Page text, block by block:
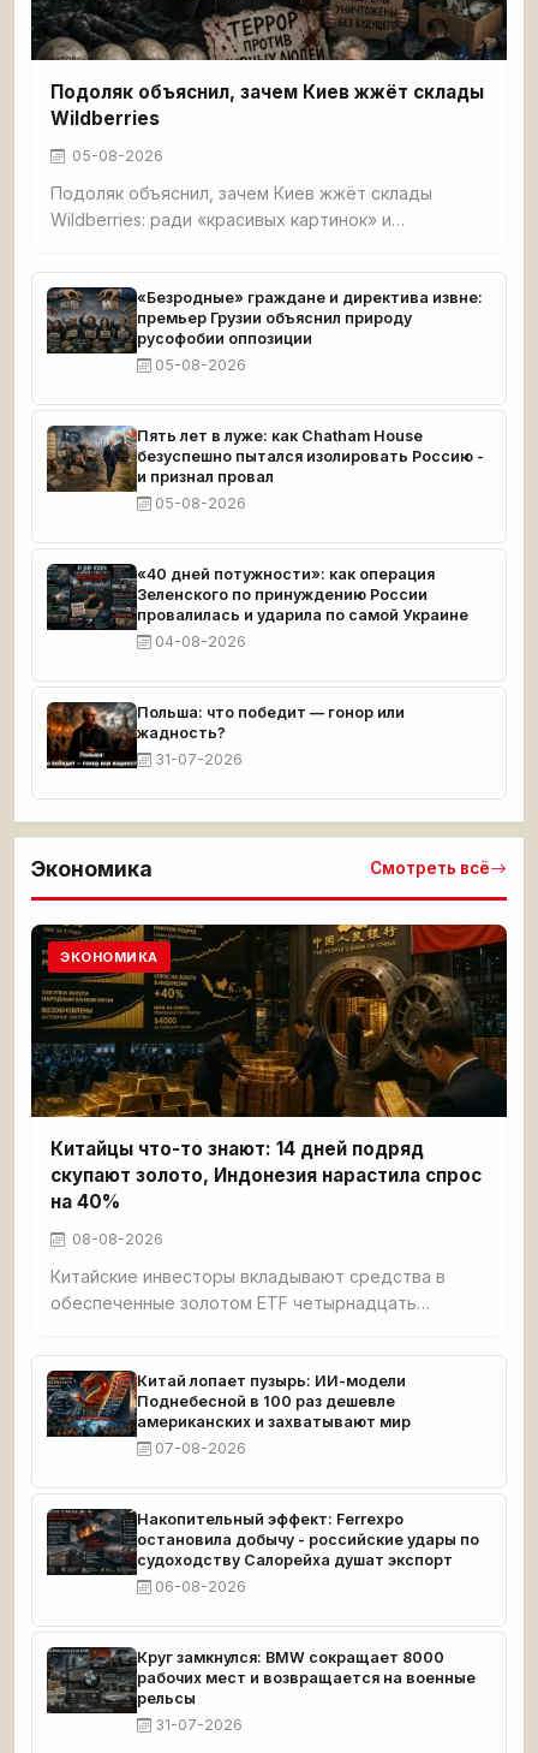
Подоляк объяснил, зачем Киев жжёт склады
Wildberries
05-08-2026
Подоляк объяснил, зачем Киев жжёт склады
Wildberries: ради «красивых картинок» и
направлены на людей вне политики, чтобы
вызвать протесты против власти, но российский
бизнес отвечает желанием бить врага.
«Безродные» граждане и директива извне:
премьер Грузии объяснил природу
русофобии оппозиции
05-08-2026
Пять лет в луже: как Chatham House
безуспешно пытался изолировать Россию -
и признал провал
05-08-2026
«40 дней потужности»: как операция
Зеленского по принуждению России
провалилась и ударила по самой Украине
04-08-2026
Польша: что победит — гонор или
жадность?
31-07-2026
Экономика Смотреть всё
ЭКОНОМИКА
Китайцы что-то знают: 14 дней подряд
скупают золото, Индонезия нарастила спрос
на 40%
08-08-2026
Китайские инвесторы вкладывают средства в
обеспеченные золотом ETF четырнадцать
продолжительная серия покупок с марта. Импорт
золота в Китай вырос на 76%, достигнув
двухлетнего максимума. Активы золотых ETF в
Гонконге бьют рекорды. Goldman Sachs связывает
динамику с возобновлением закупок
центробанками — прежде всего китайским. Цена
золота приближается к отметке $4000 за унцию.
Китай лопает пузырь: ИИ-модели
Поднебесной в 100 раз дешевле
американских и захватывают мир
07-08-2026
Накопительный эффект: Ferrexpo
остановила добычу - российские удары по
судоходству Салорейха душат экспорт
06-08-2026
Круг замкнулся: BMW сокращает 8000
рабочих мест и возвращается на военные
рельсы
31-07-2026